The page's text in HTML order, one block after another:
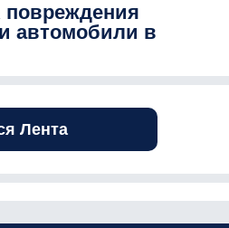
автомобили в
Лента